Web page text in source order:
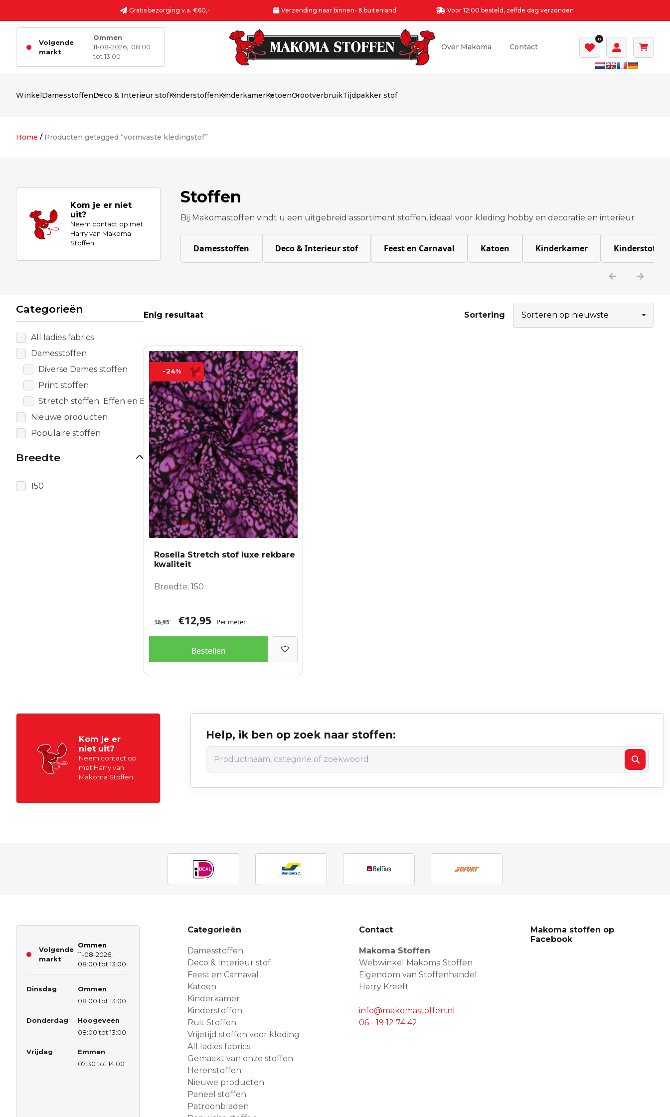
Gratis bezorging v.a. €60,- Verzending naar binnen- & buitenland Voor 12:00 besteld, zelfde dag verzonden
Volgende
markt
Ommen
11-08-2026,
08:00
tot 13:00
Over Makoma Contact
0
WinkelDamesstoffenDeco & Interieur stofKinderstoffenKinderkamerKatoenGrootverbruikTijdpakker stof
Home / Producten getagged “vormvaste kledingstof”
Kom je er niet
uit?
Neem contact op met
Harry van Makoma
Stoffen
Stoffen
Bij Makomastoffen vindt u een uitgebreid assortiment stoffen, ideaal voor kleding hobby en decoratie en interieur
Damesstoffen Deco & Interieur stof Feest en Carnaval Katoen Kinderkamer Kinderstoffen
Categorieën
All ladies fabrics
Damesstoffen
Diverse Dames stoffen
Print stoffen
Stretch stoffen Effen en Bewerkt
Nieuwe producten
Populaire stoffen
Breedte
150
Enig resultaat Sortering
-24%
Rosella Stretch stof luxe rekbare
kwaliteit
Breedte: 150
16,95 €12,95 Per meter
Bestellen
Kom je er
niet uit?
Neem contact op
met Harry van
Makoma Stoffen
Help, ik ben op zoek naar stoffen:
Volgende
markt
Ommen
11-08-2026,
08:00 tot 13:00
Dinsdag
Ommen
08:00 tot 13:00
Donderdag
Hoogeveen
08:00 tot 13:00
Vrijdag
Emmen
07:30 tot 14:00
Categorieën
Damesstoffen
Deco & Interieur stof
Feest en Carnaval
Katoen
Kinderkamer
Kinderstoffen
Ruit Stoffen
Vrijetijd stoffen voor kleding
All ladies fabrics
Gemaakt van onze stoffen
Herenstoffen
Nieuwe producten
Paneel stoffen
Patroonbladen
Contact
Makoma Stoffen
Webwinkel Makoma Stoffen
Eigendom van Stoffenhandel
Harry Kreeft
info@makomastoffen.nl
06 - 19 12 74 42
Makoma stoffen op
Facebook